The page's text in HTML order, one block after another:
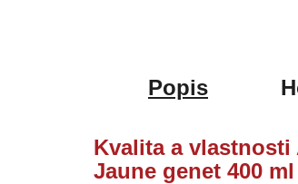
Popis
Kvalita a vlastnosti
Jaune genet 400 ml